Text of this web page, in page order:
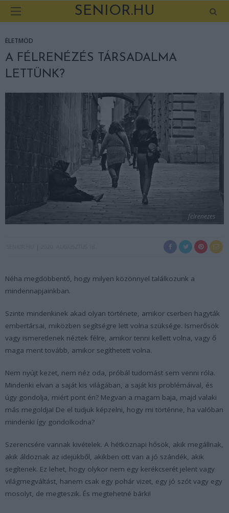
SENIOR.HU
ÉLETMÓD
A FÉLRENÉZÉS TÁRSADALMA
LETTÜNK?
felrenezes
Néha megdöbbentő, hogy milyen közönnyel találkozunk a
mindennapjainkban.
Szinte mindenkinek akad olyan története, amikor cserben hagyták
embertársai, miközben segítségre lett volna szüksége. Ismerősök
vagy ismeretlenek néztek félre, amikor tenni kellett volna, vagy ő
maga ment tovább, amikor segíthetett volna.
Nem nyújt kezet, nem néz oda, próbál tudomást sem venni róla.
Mindenki elvan a saját kis világában, a saját kis problémáival, és
úgy gondolja, miért pont én? Megvan a magam baja, majd valaki
más megoldja! De el tudjuk képzelni, hogy mi történne, ha valóban
mindenki így gondolkodna?
Szerencsére vannak kivételek. A hétköznapi hősök, akik megállnak,
akik áldoznak az idejükből, akikben ott van a jó szándék, akik
segítenek. Ez lehet, hogy olykor nem egy kerékcserét jelent vagy
világmegváltást, hanem csak egy pohár vizet, egy jó szót vagy egy
mosolyt, de megteszik. És megtehetné bárki!